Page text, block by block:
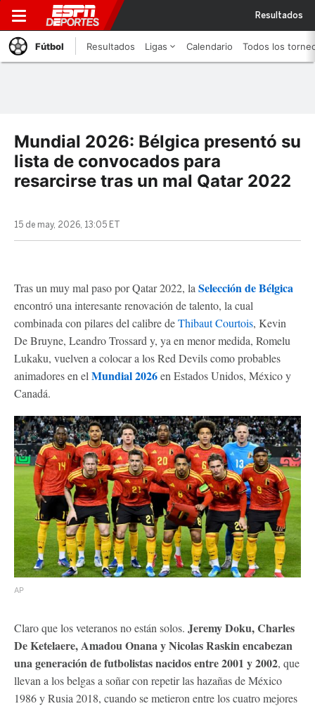
Resultados
Fútbol Resultados Ligas Calendario Todos los
Mundial 2026: Bélgica presentó su
lista de convocados para
resarcirse tras un mal Qatar 2022
15 de may, 2026, 13:05 ET
Tras un muy mal paso por Qatar 2022, la Selección de Bélgica
encontró una interesante renovación de talento, la cual
combinada con pilares del calibre deThibaut Courtois, Kevin
De Bruyne, Leandro Trossard y, ya en menor medida, Romelu
Lukaku, vuelven a colocar a los Red Devils como probables
animadores en el Mundial 2026en Estados Unidos, México y
Canadá.
AP
Claro que los veteranos no están solos. Jeremy Doku, Charles
De Ketelaere, Amadou Onana y Nicolas Raskin encabezan
una generación de futbolistas nacidos entre 2001 y 2002, que
llevan a los belgas a soñar con repetir las hazañas de México
1986 y Rusia 2018, cuando se metieron entre los cuatro mejores